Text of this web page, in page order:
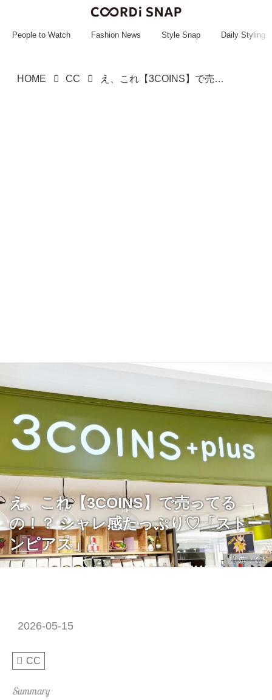
~~~~~~~~~~~
People to Watch Fashion News Style Snap Daily Styling
HOME CC え、これ【3COINS】で売ってるの！？ シャレ感たっぷり♡「ストーンピアス」
出典：CS
え、これ【3COINS】で売ってる
の！？ シャレ感たっぷり♡「ストー
ンピアス」
2026-05-15
CC